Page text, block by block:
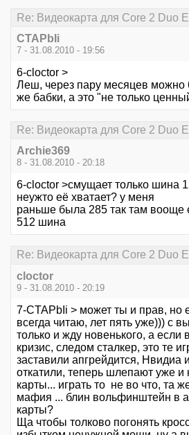
Re: Видеокарта для Core 2 Duo
CTAPbIi
7 - 31.08.2010 - 19:56
6-cloctor >
Леш, через пару месяцев можно
же бабки, а это "не только
Re: Видеокарта для Core 2 Duo
Archie369
8 - 31.08.2010 - 20:18
6-cloctor >смущает только шина
неужто её хватает? у меня
раньше была 285 так там вооще
512 шина
Re: Видеокарта для Core 2 Duo
cloctor
9 - 31.08.2010 - 20:19
7-CTAPbIi > может ты и прав, но
всегда читаю, лет пять уже))) с
только и жду новенького, а если
кризис, следом сталкер, это те
заставили апгрейдится, Нвидиа
откатили, теперь шлепают уже
карты... играть то не во что, та
мафия ... блин вольфинштейн в
карты?
Ща чтобы толково погонять